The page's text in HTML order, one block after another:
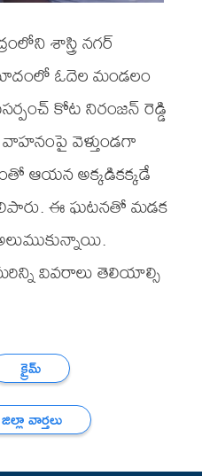
శాస్త్రి నగర్
ఓదెల మండలం
కోట నిరంజన్ రెడ్డి
వాహనంపై వెళ్తుండగా
ఆయన అక్కడికక్కడే
ఈ ఘటనతో మడక
వివరాలు తెలియాల్సి
క్రైమ్
జిల్లా వార్తలు